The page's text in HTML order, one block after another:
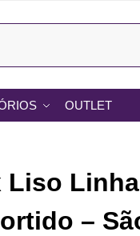
OUTLET
Liso Linha
–